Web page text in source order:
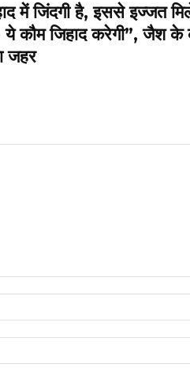
में जिंदगी है, इससे इज्जत
ये कौम जिहाद करेगी”, जैश के
जहर